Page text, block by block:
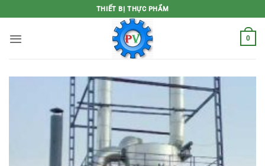
qua
nội
THIẾT BỊ THỰC PHẨM
0